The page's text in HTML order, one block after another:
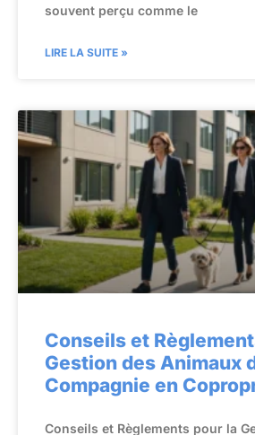
souvent perçu comme le
LIRE LA SUITE »
Conseils et
Gestion des Animaux
Compagnie en
Conseils et Règlements pour la